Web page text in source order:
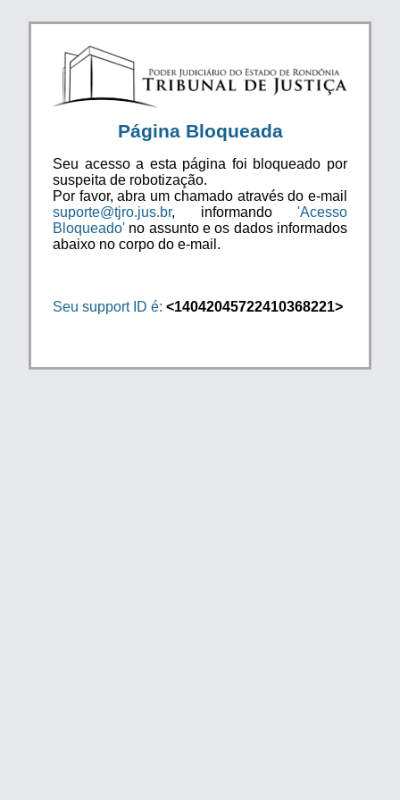
Página Bloqueada
Seu acesso a esta página foi bloqueado por
suspeita de robotização.
Por favor, abra um chamado através do e-mail
suporte@tjro.jus.br, informando 'Acesso
Bloqueado' no assunto e os dados informados
abaixo no corpo do e-mail.
Seu support ID é: <14042045722410368221>